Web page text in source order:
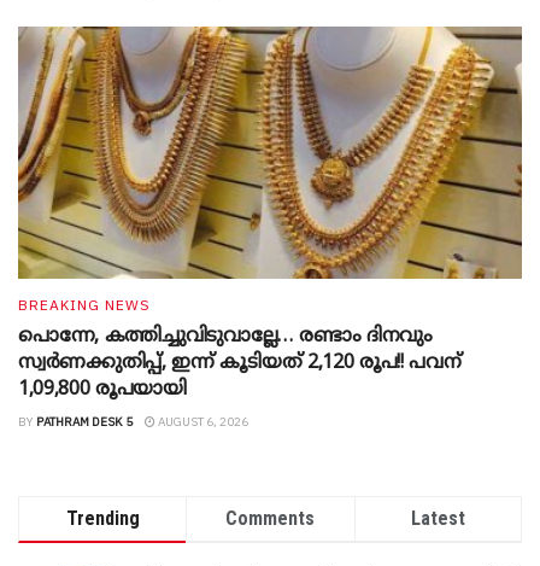
BREAKING NEWS
പൊന്നേ, കത്തിച്ചുവിടുവാല്ലേ… രണ്ടാം ദിനവും
സ്വർണക്കുതിപ്പ്, ഇന്ന് കൂടിയത് 2,120 രൂപ!! പവന്
1,09,800 രൂപയായി
BY PATHRAM DESK 5 AUGUST 6, 2026
Trending Comments Latest